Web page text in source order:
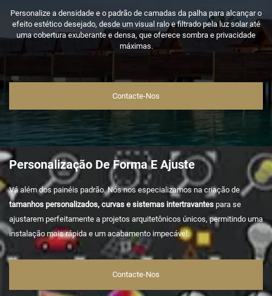
Personalize a densidade e o padrão de camadas da palha para alcançar o
efeito estético desejado, desde um visual ralo e filtrado pela luz solar até
uma cobertura exuberante e densa, que oferece sombra e privacidade
máximas.
Contacte-Nos
Personalização De Forma E Ajuste
Vá além dos painéis padrão. Nós nos especializamos na criação de
tamanhos personalizados, curvas e sistemas intertravantes para se
ajustarem perfeitamente a projetos arquitetônicos únicos, permitindo uma
instalação mais rápida e um acabamento impecável.
Contacte-Nos